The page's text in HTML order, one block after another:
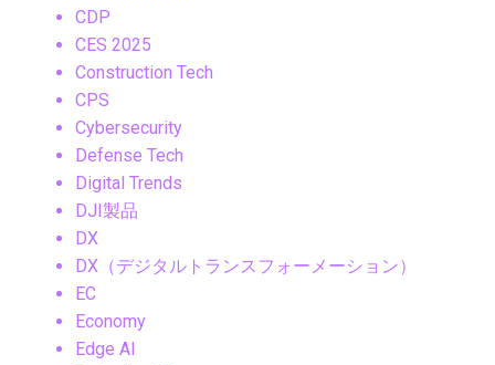
CDP
CES 2025
Construction Tech
CPS
Cybersecurity
Defense Tech
Digital Trends
DJI製品
DX
DX（デジタルトランスフォーメーション）
EC
Economy
Edge AI